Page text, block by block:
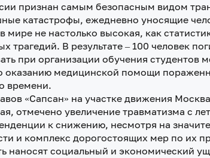
признан самым безопасным видом
катастрофы, ежедневно уносящие
не настолько высокая, как
трагедий. В результате – 100 человек
при организации обучения студентов
оказанию медицинской помощи
времени.
«Сапсан» на участке движения Москва
отмечено увеличение травматизма с
к снижению, несмотря на
и комплекс дорогостоящих мер по их
наносят социальный и экономический